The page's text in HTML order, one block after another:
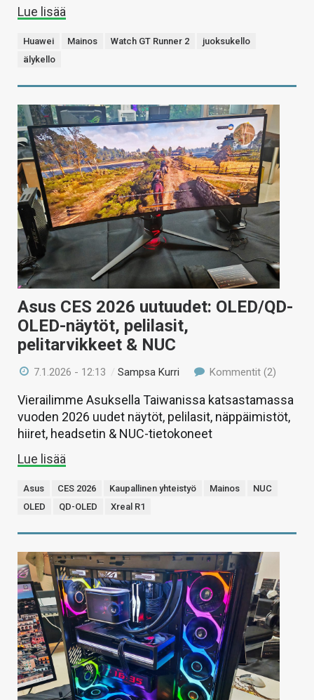
Lue lisää
Huawei Mainos Watch GT Runner 2
juoksukello
älykello
Asus CES 2026 uutuudet: OLED/QD-
OLED-näytöt, pelilasit,
pelitarvikkeet & NUC
7.1.2026 - 12:13 /Sampsa Kurri Kommentit (2)
Vierailimme Asuksella Taiwanissa katsastamassa
vuoden 2026 uudet näytöt, pelilasit, näppäimistöt,
hiiret, headsetin & NUC-tietokoneet
Lue lisää
Asus CES 2026 Kaupallinen yhteistyö Mainos
NUC
OLED
QD-OLED Xreal R1